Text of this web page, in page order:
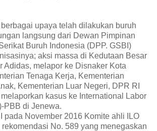
upaya telah dilakukan buruh
langsung dari Dewan Pimpinan
Buruh Indonesia (DPP. GSBI)
aksi massa di Kedutaan Besar
Adidas, melapor ke Disnaker Kota
Tenaga Kerja, Kementerian
Kementerian Luar Negeri, DPR RI
kasus ke International Labor
PBB di Jenewa.
pada November 2016 Komite ahli ILO
No. 589 yang menegaskan